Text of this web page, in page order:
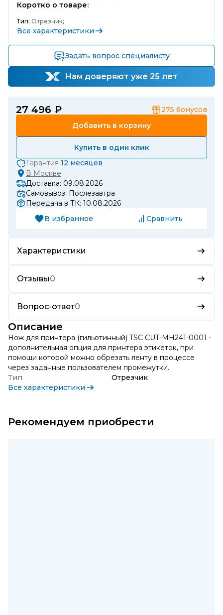
Коротко о товаре:
Тип: Отрезчик;
Все характеристики
Задать вопрос специалисту
Нам доверяют уже 25 лет
27 496 ₽ 275 бонусов
Добавить в корзину
Купить в один клик
Гарантия 12 месяцев
В Москве
Доставка: 09.08.2026
Самовывоз: Послезавтра
Передача в ТК: 10.08.2026
В избранное
Сравнить
Характеристики
Отзывы0
Вопрос-ответ0
Описание
Нож для принтера (гильотинный) TSC CUT-MH241-0001 -
дополнительная опция для принтера этикеток, при
помощи которой можно обрезать ленту в процессе
через заданные пользователем промежутки.
Тип
Отрезчик
Все характеристики
Рекомендуем приобрести